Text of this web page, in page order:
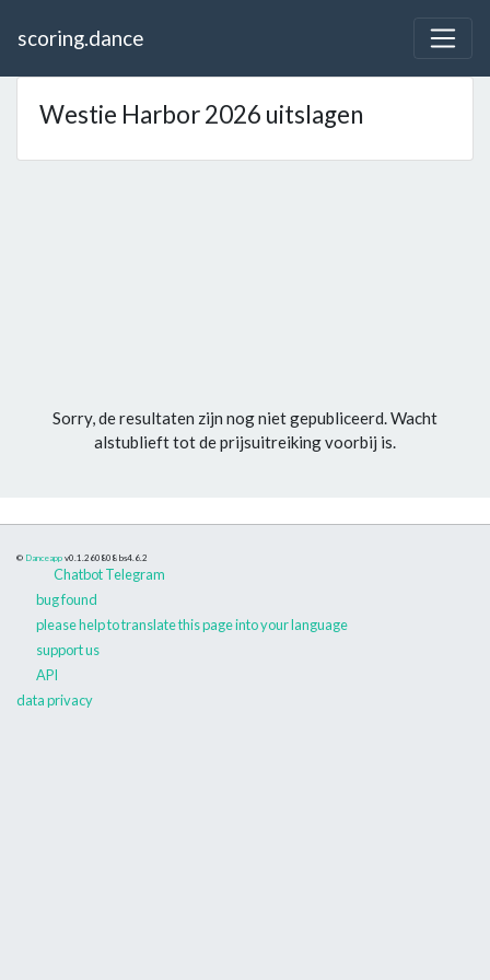
scoring.dance
Westie Harbor 2026 uitslagen
Sorry, de resultaten zijn nog niet gepubliceerd. Wacht
alstublieft tot de prijsuitreiking voorbij is.
© Danceapp v0.1.260808 bs4.6.2
Chatbot Telegram
bug found
please help to translate this page into your language
support us
API
data privacy